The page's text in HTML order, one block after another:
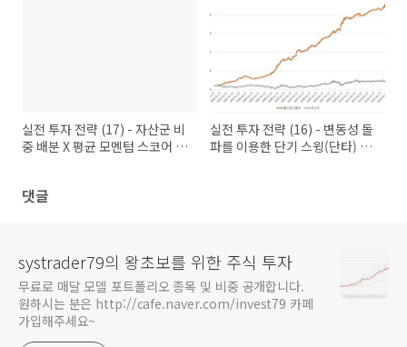
실전 투자 전략 (17) - 자산군 비
중 배분 X 평균 모멘텀 스코어 배
실전 투자 전략 (16) - 변동성 돌
파를 이용한 단기 스윙(단타) 전
댓글
systrader79의 왕초보를 위한 주식 투자
무료로 매달 모델 포트폴리오 종목 및 비중 공개합니다.
원하시는 분은 http://cafe.naver.com/invest79 카페
가입해주세요~